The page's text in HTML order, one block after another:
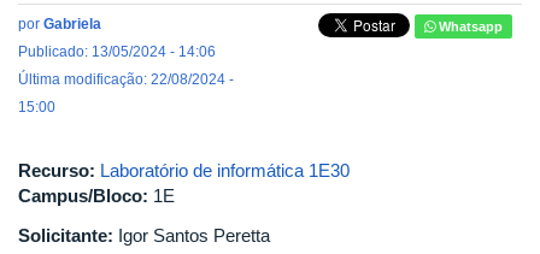
por Gabriela
Publicado: 13/05/2024 - 14:06
Última modificação: 22/08/2024 -
15:00
Whatsapp
Recurso: Laboratório de informática 1E30
Campus/Bloco: 1E
Solicitante: Igor Santos Peretta